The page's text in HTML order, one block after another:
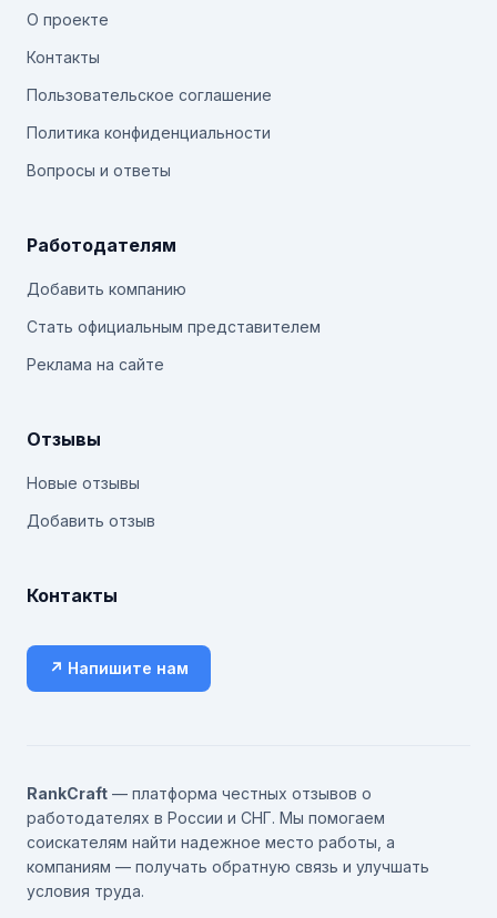
О проекте
Контакты
Пользовательское соглашение
Политика конфиденциальности
Вопросы и ответы
Работодателям
Добавить компанию
Стать официальным представителем
Реклама на сайте
Отзывы
Новые отзывы
Добавить отзыв
Контакты
↗ Напишите нам
RankCraft — платформа честных отзывов о
работодателях в России и СНГ. Мы помогаем
соискателям найти надежное место работы, а
компаниям — получать обратную связь и улучшать
условия труда.